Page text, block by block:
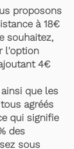
proposons
à 18€
souhaitez,
l'option
4€
que les
agréés
qui signifie
des
sous